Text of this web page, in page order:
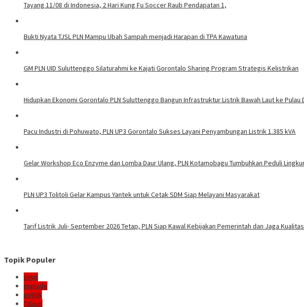
Tayang 11/08 di Indonesia, 2 Hari Kung Fu Soccer Raub Pendapatan 1,
Bukti Nyata TJSL PLN Mampu Ubah Sampah menjadi Harapan di TPA Kawatuna
GM PLN UID Suluttenggo Silaturahmi ke Kajati Gorontalo Sharing Program Strategis Kelistrikan
Hidupkan Ekonomi Gorontalo PLN Suluttenggo Bangun Infrastruktur Listrik Bawah Laut ke Pulau
Pacu Industri di Pohuwato, PLN UP3 Gorontalo Sukses Layani Penyambungan Listrik 1.385 kVA
Gelar Workshop Eco Enzyme dan Lomba Daur Ulang, PLN Kotamobagu Tumbuhkan Peduli
PLN UP3 Tolitoli Gelar Kampus Yantek untuk Cetak SDM Siap Melayani Masyarakat
Tarif Listrik Juli- September 2026 Tetap, PLN Siap Kawal Kebijakan Pemerintah dan Jaga
Topik Populer
sulut
manado
politik
Talaud